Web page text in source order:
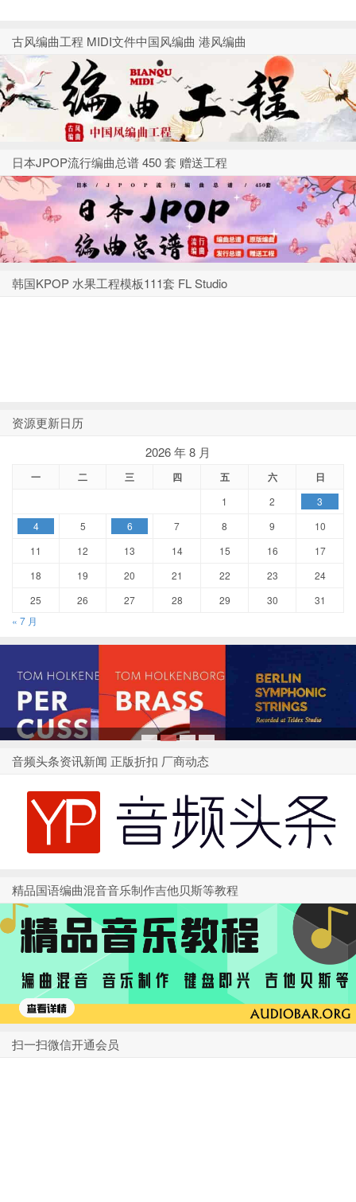
古风编曲工程 MIDI文件中国风编曲 港风编曲
日本JPOP流行编曲总谱 450 套 赠送工程
韩国KPOP 水果工程模板111套 FL Studio
资源更新日历
2026 年 8 月
一 二 三 四 五 六 日
1 2
3
4
5 6 7 8 9
10
11
12 13 14 15 16
17
18
19 20 21 22 23
24
25
26 27 28 29 30
31
« 7 月
1 2 3 4
音频头条资讯新闻 正版折扣 厂商动态
精品国语编曲混音音乐制作吉他贝斯等教程
扫一扫微信开通会员